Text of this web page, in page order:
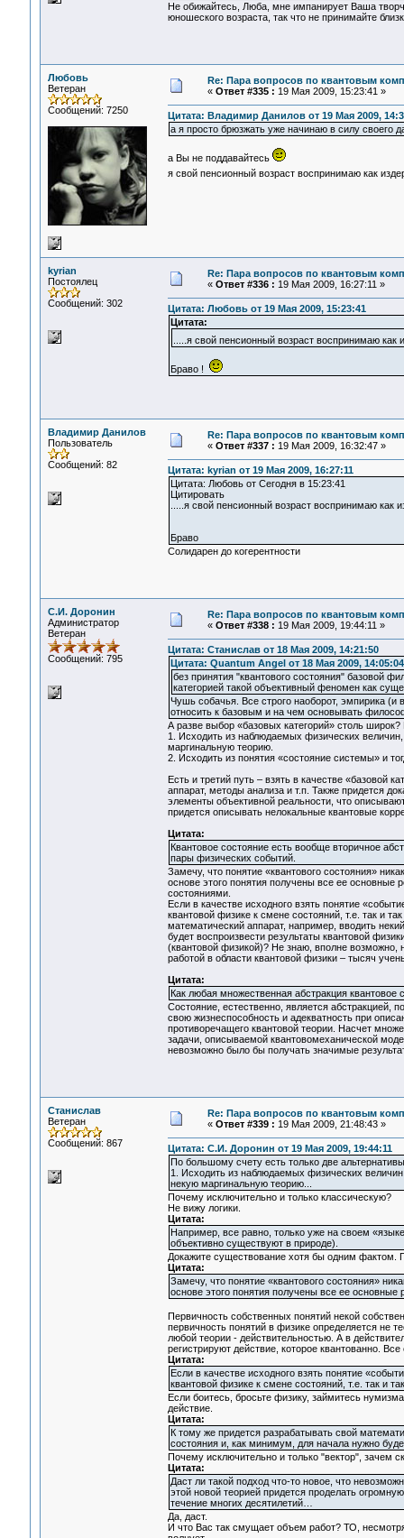
Не обижайтесь, Люба, мне импанирует Ваша
юношеского возраста, так что не принимайте
Любовь
Ветеран
Сообщений: 7250
Re: Пара вопросов по квантовым
« Ответ #335 : 19 Мая 2009, 15:23:41 »
Цитата: Владимир Данилов от 19 Мая 2009,
а я просто брюзжать уже начинаю в силу своего
а Вы не поддавайтесь
я свой пенсионный возраст воспринимаю как
kyrian
Постоялец
Сообщений: 302
Re: Пара вопросов по квантовым
« Ответ #336 : 19 Мая 2009, 16:27:11 »
Цитата: Любовь от 19 Мая 2009, 15:23:41
Цитата:
.....я свой пенсионный возраст воспринимаю
Браво !
Владимир Данилов
Пользователь
Сообщений: 82
Re: Пара вопросов по квантовым
« Ответ #337 : 19 Мая 2009, 16:32:47 »
Цитата: kyrian от 19 Мая 2009, 16:27:11
Цитата: Любовь от Сегодня в 15:23:41
Цитировать
.....я свой пенсионный возраст воспринимаю
Браво
Солидарен до когерентности
С.И. Доронин
Администратор
Ветеран
Сообщений: 795
Re: Пара вопросов по квантовым
« Ответ #338 : 19 Мая 2009, 19:44:11 »
Цитата: Станислав от 18 Мая 2009, 14:21:50
Цитата: Quantum Angel от 18 Мая 2009, 14:05:04
без принятия "квантового состояния" базовой
категорией такой объективный феномен как
Чушь собачья. Все строго наоборот, эмпирика (и
относить к базовым и на чем основывать
А разве выбор «базовых категорий» столь
1. Исходить из наблюдаемых физических
маргинальную теорию.
2. Исходить из понятия «состояние системы» и
Есть и третий путь – взять в качестве «базовой
аппарат, методы анализа и т.п. Также придется
элементы объективной реальности, что
придется описывать нелокальные квантовые
Цитата:
Квантовое состояние есть вообще вторичное
пары физических событий.
Замечу, что понятие «квантового состояния»
основе этого понятия получены все ее основные
состояниями.
Если в качестве исходного взять понятие
квантовой физике к смене состояний, т.е. так и
математический аппарат, например, вводить
будет воспроизвести результаты квантовой
(квантовой физикой)? Не знаю, вполне возможно,
работой в области квантовой физики – тысяч
Цитата:
Как любая множественная абстракция квантовое
Состояние, естественно, является абстракцией,
свою жизнеспособность и адекватность при
противоречащего квантовой теории. Насчет
задачи, описываемой квантовомеханической
невозможно было бы получать значимые
Станислав
Ветеран
Сообщений: 867
Re: Пара вопросов по квантовым
« Ответ #339 : 19 Мая 2009, 21:48:43 »
Цитата: С.И. Доронин от 19 Мая 2009, 19:44:11
По большому счету есть только две
1. Исходить из наблюдаемых физических
некую маргинальную теорию...
Почему исключительно и только классическую?
Не вижу логики.
Цитата:
Например, все равно, только уже на своем
объективно существуют в природе).
Докажите существование хотя бы одним фактом.
Цитата:
Замечу, что понятие «квантового состояния»
основе этого понятия получены все ее основные
Первичность собственных понятий некой
первичность понятий в физике определяется не
любой теории - действительностью. А в
регистрируют действие, которое квантованно.
Цитата:
Если в качестве исходного взять понятие
квантовой физике к смене состояний, т.е. так и
Если боитесь, бросьте физику, займитесь
действие.
Цитата:
К тому же придется разрабатывать свой
состояния и, как минимум, для начала нужно
Почему исключительно и только "вектор", зачем
Цитата:
Даст ли такой подход что-то новое, что
этой новой теорией придется проделать
течение многих десятилетий…
Да, даст.
И что Вас так смущает объем работ? ТО,